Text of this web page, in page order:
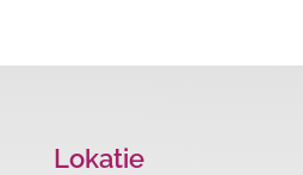
Lokatie